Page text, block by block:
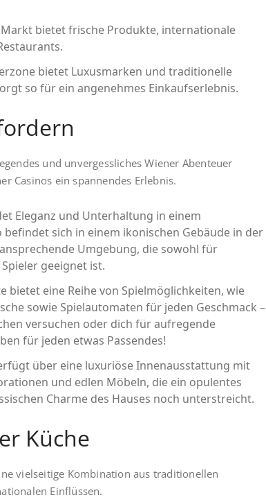
bietet frische Produkte, internationale
bietet Luxusmarken und traditionelle
so für ein angenehmes Einkaufserlebnis.
und unvergessliches Wiener Abenteuer
Casinos ein spannendes Erlebnis.
Eleganz und Unterhaltung in einem
befindet sich in einem ikonischen Gebäude in der
Umgebung, die sowohl für
geeignet ist.
bietet eine Reihe von Spielmöglichkeiten, wie
sowie Spielautomaten für jeden Geschmack –
versuchen oder dich für aufregende
für jeden etwas Passendes!
über eine luxuriöse Innenausstattung mit
und edlen Möbeln, die ein opulentes
Charme des Hauses noch unterstreicht.
Küche
vielseitige Kombination aus traditionellen
Einflüssen.